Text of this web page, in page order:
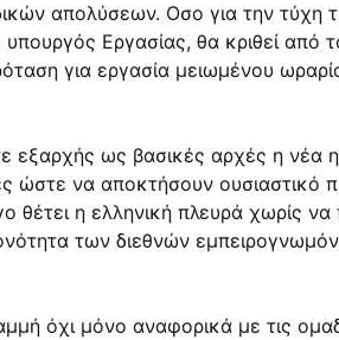
απολύσεων. Οσο για την τύχη
Εργασίας, θα κριθεί από
για εργασία μειωμένου
ως βασικές αρχές η νέα
ώστε να αποκτήσουν ουσιαστικό
θέτει η ελληνική πλευρά χωρίς
των διεθνών
όχι μόνο αναφορικά με τις